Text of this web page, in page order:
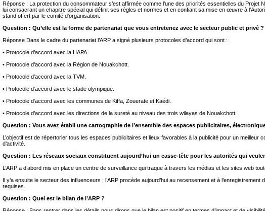
Réponse : La protection du consommateur s’est affirmée comme l’une des priorités essentielles du
lui consacrant un chapitre spécial qui définit ses règles et normes et en confiant sa mise en œuvre à
stand offert par le comité d’organisation.
Question : Qu’elle est la forme de partenariat que vous entretenez avec le secteur public et privé ?
Réponse Dans le cadre du partenariat l’ARP a signé plusieurs protocoles d’accord qui sont :
• Protocole d’accord avec la HAPA.
• Protocole d’accord avec la Région de Nouakchott.
• Protocole d’accord avec la TVM.
• Protocole d’accord avec le stade olympique.
• Protocole d’accord avec les communes de Kiffa, Zouerate et Kaédi.
• Protocole d’accord avec les directions de la sureté au niveau des trois wilayas de Nouakchott.
Question : Vous avez établi une cartographie de l’ensemble des espaces publicitaires,
L’objectif est de répertorier tous les espaces publicitaires et lieux favorables à la publicité pour un
d’activité.
Question : Les réseaux sociaux constituent aujourd’hui un casse-tête pour les autorités qui
L’ARP a d’abord mis en place un centre de surveillance qui traque à travers les médias et les sites web
Il y’a ensuite le secteur des influenceurs ; l’ARP procède aujourd’hui au recensement et à
requises.
Question : Quel est le bilan de l’ARP ?